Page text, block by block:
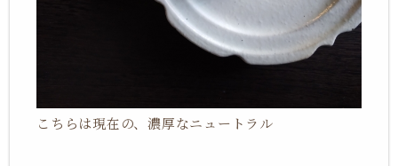
こちらは現在の、濃厚なニュートラル